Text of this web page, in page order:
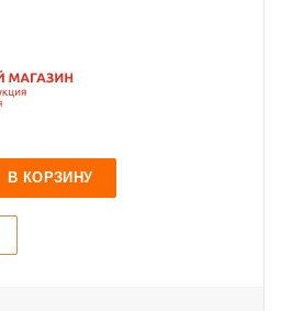
В КОРЗИНУ